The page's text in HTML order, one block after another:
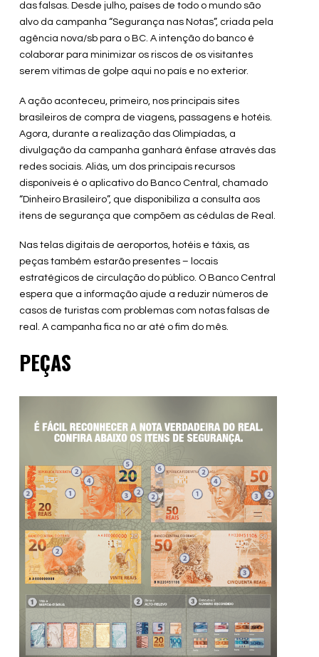
das falsas. Desde julho, países de todo o mundo são
alvo da campanha “Segurança nas Notas”, criada pela
agência nova/sb para o BC. A intenção do banco é
colaborar para minimizar os riscos de os visitantes
serem vítimas de golpe aqui no país e no exterior.
A ação aconteceu, primeiro, nos principais sites
brasileiros de compra de viagens, passagens e hotéis.
Agora, durante a realização das Olimpíadas, a
divulgação da campanha ganhará ênfase através das
redes sociais. Aliás, um dos principais recursos
disponíveis é o aplicativo do Banco Central, chamado
“Dinheiro Brasileiro”, que disponibiliza a consulta aos
itens de segurança que compõem as cédulas de Real.
Nas telas digitais de aeroportos, hotéis e táxis, as
peças também estarão presentes – locais
estratégicos de circulação do público. O Banco Central
espera que a informação ajude a reduzir números de
casos de turistas com problemas com notas falsas de
real. A campanha fica no ar até o fim do mês.
PEÇAS